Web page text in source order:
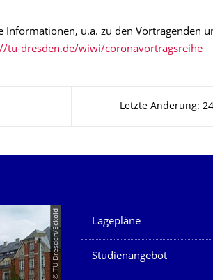
Informationen, u.a. zu den Vortragenden
tu-dresden.de/wiwi/coronavortragsreihe
Letzte Änderung:
© TU Dresden/Eckold Unsere Dienste
Lagepläne
Studienangebot